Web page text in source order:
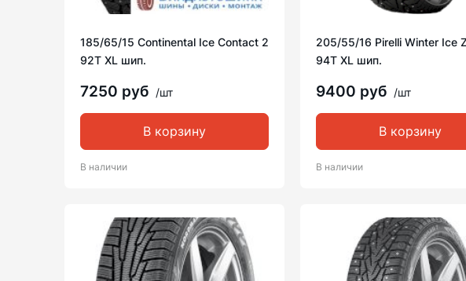
185/65/15 Continental Ice Contact 2
92T XL шип.
7250 руб /шт
В корзину
В наличии
205/55/16 Pirelli Winter Ice
94T XL шип.
9400 руб /шт
В корзину
В наличии